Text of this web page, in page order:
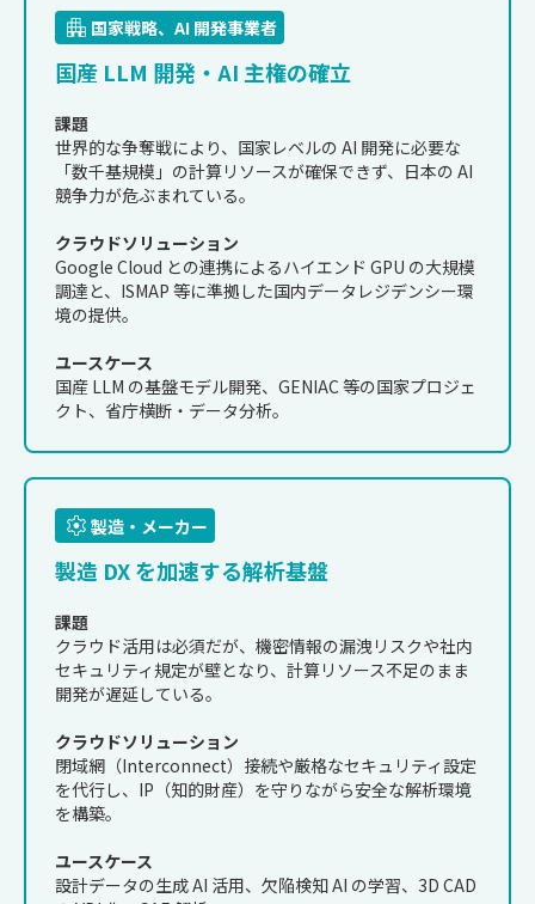
国家戦略、AI 開発事業者
国産 LLM 開発・ AI 主権の確立
課題
世界的な争奪戦により、国家レベルの AI 開発に必要な
「数千基規模」の計算リソースが確保できず、日本の AI
競争力が危ぶまれている。
クラウドソリューション
Google Cloud との連携によるハイエンド GPU の大規模
調達と、ISMAP 等に準拠した国内データレジデンシー環
境の提供。
ユースケース
国産 LLM の基盤モデル開発、GENIAC 等の国家プロジェ
クト、省庁横断・データ分析。
製造・メーカー
製造 DX を加速する解析基盤
課題
クラウド活用は必須だが、機密情報の漏洩リスクや社内
セキュリティ規定が壁となり、計算リソース不足のまま
開発が遅延している。
クラウドソリューション
閉域網（Interconnect）接続や厳格なセキュリティ設定
を代行し、IP（知的財産）を守りながら安全な解析環境
を構築。
ユースケース
設計データの生成 AI 活用、欠陥検知 AI の学習、3D CAD